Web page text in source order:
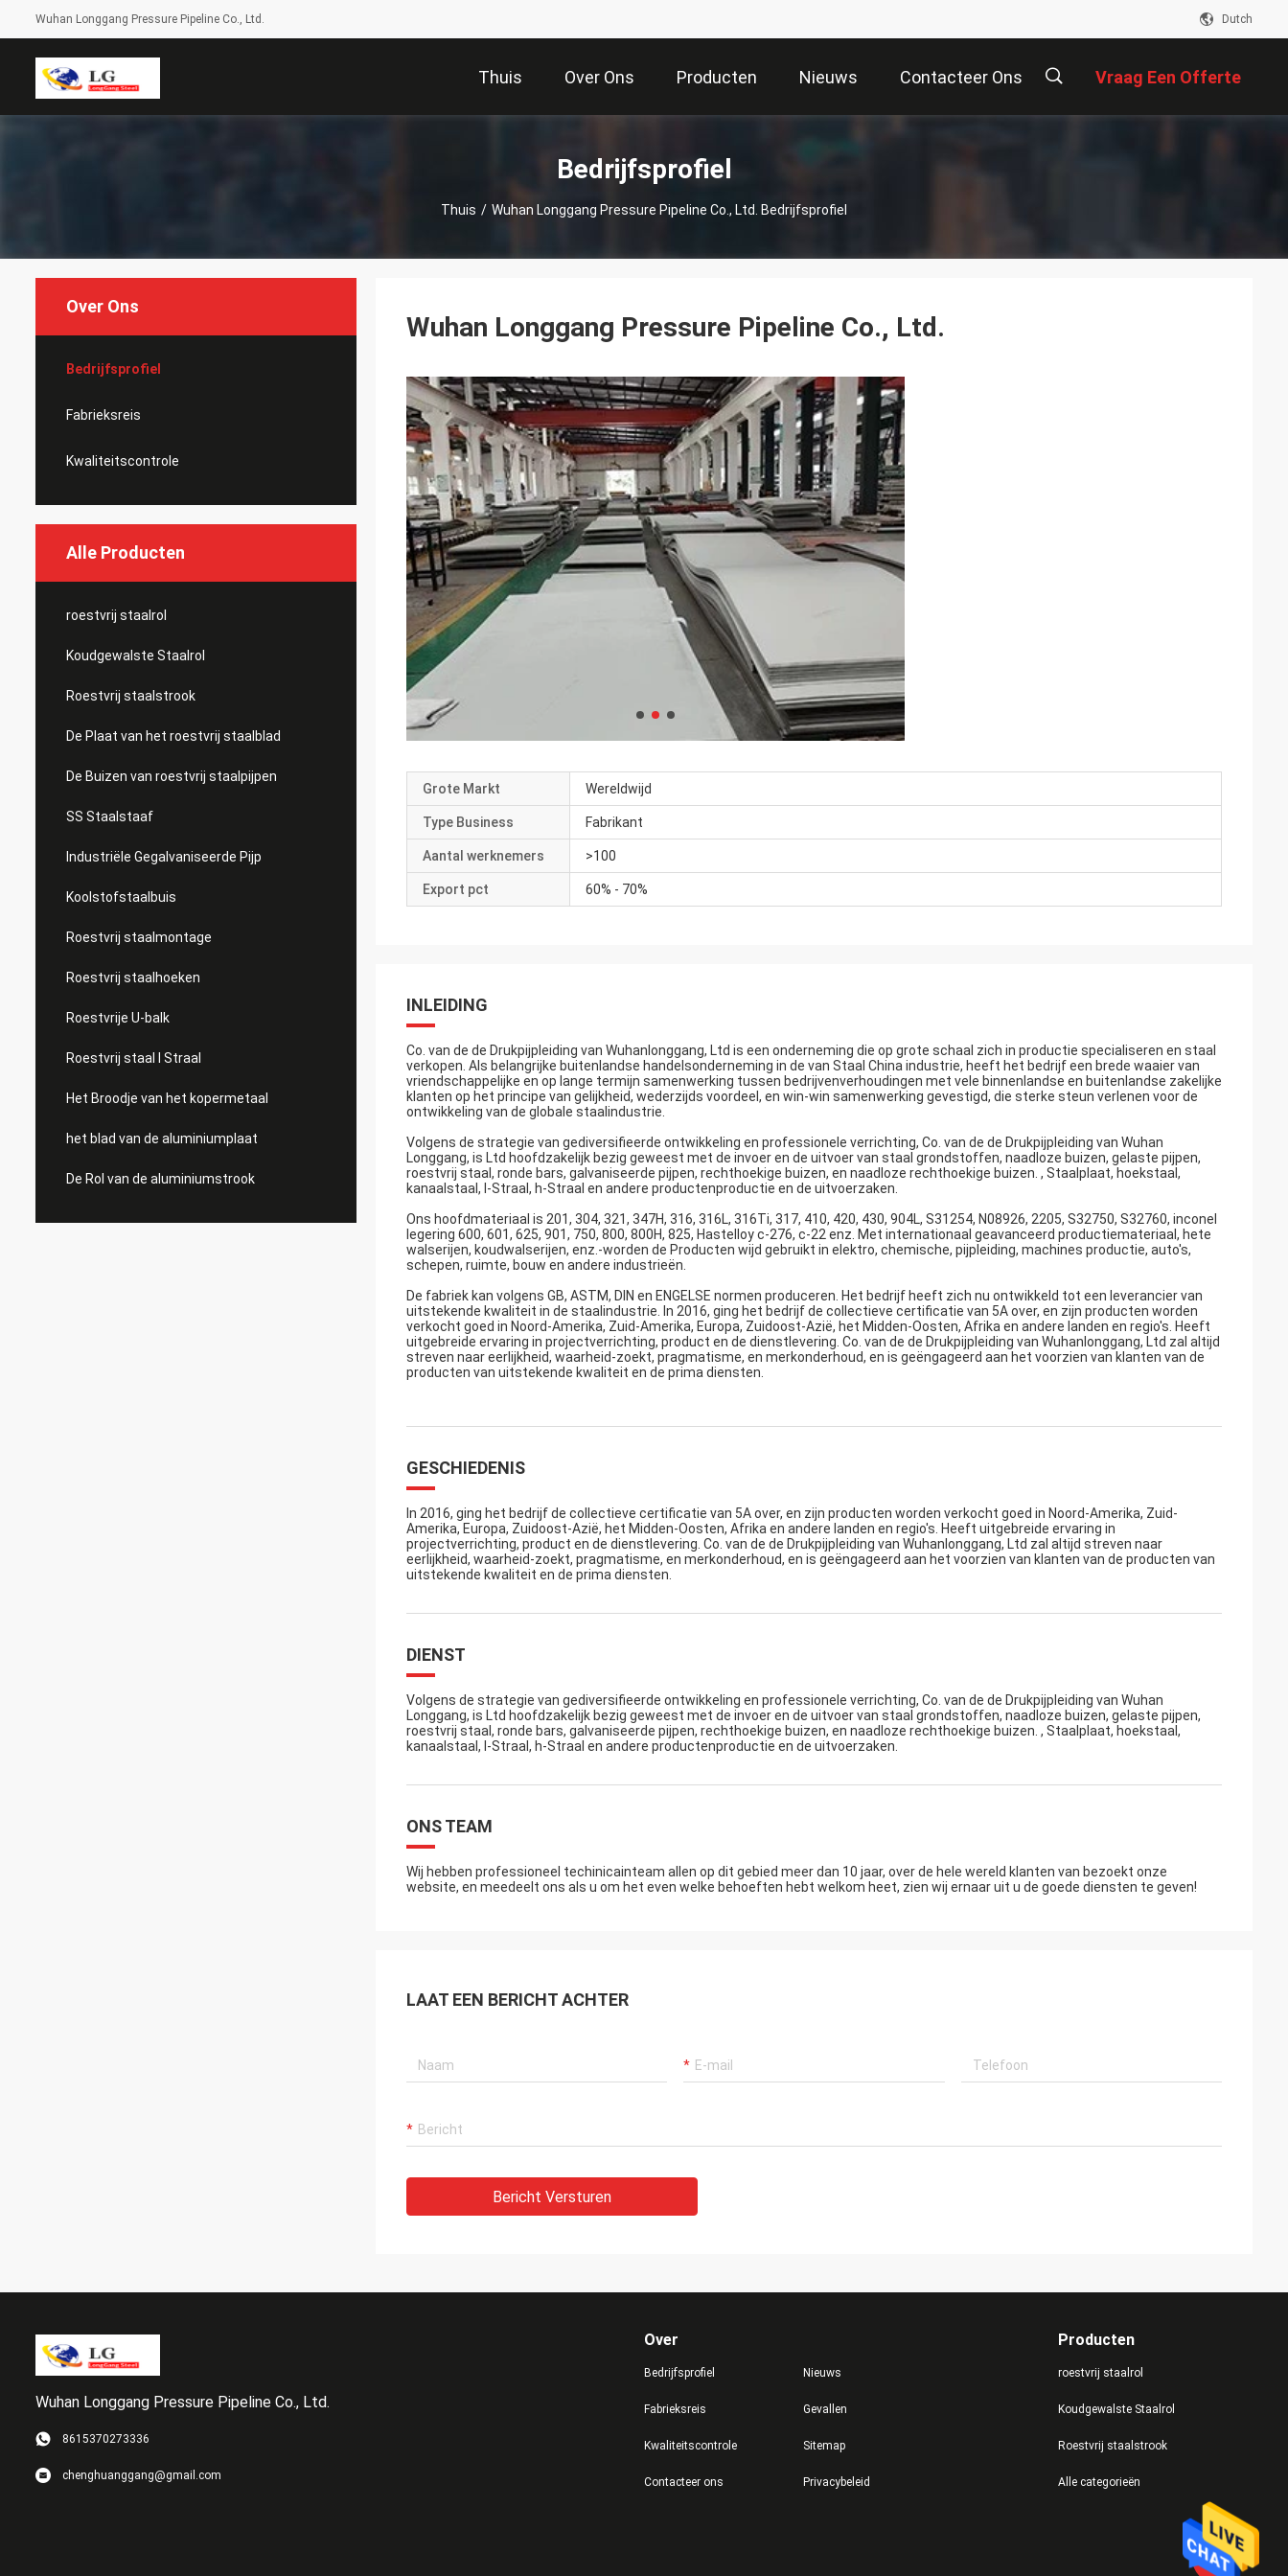
Wuhan Longgang Pressure Pipeline Co., Ltd. Dutch
Thuis Over Ons Producten Nieuws Contacteer Ons Vraag Een Offerte
Bedrijfsprofiel
Thuis / Wuhan Longgang Pressure Pipeline Co., Ltd. Bedrijfsprofiel
Over Ons
Bedrijfsprofiel
Fabrieksreis
Kwaliteitscontrole
Alle Producten
roestvrij staalrol
Koudgewalste Staalrol
Roestvrij staalstrook
De Plaat van het roestvrij staalblad
De Buizen van roestvrij staalpijpen
SS Staalstaaf
Industriële Gegalvaniseerde Pijp
Koolstofstaalbuis
Roestvrij staalmontage
Roestvrij staalhoeken
Roestvrije U-balk
Roestvrij staal I Straal
Het Broodje van het kopermetaal
het blad van de aluminiumplaat
De Rol van de aluminiumstrook
Wuhan Longgang Pressure Pipeline Co., Ltd.
Grote Markt Wereldwijd
Type Business Fabrikant
Aantal werknemers >100
Export pct 60% - 70%
INLEIDING
Co. van de de Drukpijpleiding van Wuhanlonggang, Ltd is een onderneming die op grote schaal zich in productie specialiseren en staal
verkopen. Als belangrijke buitenlandse handelsonderneming in de van Staal China industrie, heeft het bedrijf een brede waaier van
vriendschappelijke en op lange termijn samenwerking tussen bedrijvenverhoudingen met vele binnenlandse en buitenlandse zakelijke
klanten op het principe van gelijkheid, wederzijds voordeel, en win-win samenwerking gevestigd, die sterke steun verlenen voor de
ontwikkeling van de globale staalindustrie.
Volgens de strategie van gediversifieerde ontwikkeling en professionele verrichting, Co. van de de Drukpijpleiding van Wuhan
Longgang, is Ltd hoofdzakelijk bezig geweest met de invoer en de uitvoer van staal grondstoffen, naadloze buizen, gelaste pijpen,
roestvrij staal, ronde bars, galvaniseerde pijpen, rechthoekige buizen, en naadloze rechthoekige buizen. , Staalplaat, hoekstaal,
kanaalstaal, I-Straal, h-Straal en andere productenproductie en de uitvoerzaken.
Ons hoofdmateriaal is 201, 304, 321, 347H, 316, 316L, 316Ti, 317, 410, 420, 430, 904L, S31254, N08926, 2205, S32750, S32760, inconel
legering 600, 601, 625, 901, 750, 800, 800H, 825, Hastelloy c-276, c-22 enz. Met internationaal geavanceerd productiemateriaal, hete
walserijen, koudwalserijen, enz.-worden de Producten wijd gebruikt in elektro, chemische, pijpleiding, machines productie, auto's,
schepen, ruimte, bouw en andere industrieën.
De fabriek kan volgens GB, ASTM, DIN en ENGELSE normen produceren. Het bedrijf heeft zich nu ontwikkeld tot een leverancier van
uitstekende kwaliteit in de staalindustrie. In 2016, ging het bedrijf de collectieve certificatie van 5A over, en zijn producten worden
verkocht goed in Noord-Amerika, Zuid-Amerika, Europa, Zuidoost-Azië, het Midden-Oosten, Afrika en andere landen en regio's. Heeft
uitgebreide ervaring in projectverrichting, product en de dienstlevering. Co. van de de Drukpijpleiding van Wuhanlonggang, Ltd zal altijd
streven naar eerlijkheid, waarheid-zoekt, pragmatisme, en merkonderhoud, en is geëngageerd aan het voorzien van klanten van de
producten van uitstekende kwaliteit en de prima diensten.
GESCHIEDENIS
In 2016, ging het bedrijf de collectieve certificatie van 5A over, en zijn producten worden verkocht goed in Noord-Amerika, Zuid-
Amerika, Europa, Zuidoost-Azië, het Midden-Oosten, Afrika en andere landen en regio's. Heeft uitgebreide ervaring in
projectverrichting, product en de dienstlevering. Co. van de de Drukpijpleiding van Wuhanlonggang, Ltd zal altijd streven naar
eerlijkheid, waarheid-zoekt, pragmatisme, en merkonderhoud, en is geëngageerd aan het voorzien van klanten van de producten van
uitstekende kwaliteit en de prima diensten.
DIENST
Volgens de strategie van gediversifieerde ontwikkeling en professionele verrichting, Co. van de de Drukpijpleiding van Wuhan
Longgang, is Ltd hoofdzakelijk bezig geweest met de invoer en de uitvoer van staal grondstoffen, naadloze buizen, gelaste pijpen,
roestvrij staal, ronde bars, galvaniseerde pijpen, rechthoekige buizen, en naadloze rechthoekige buizen. , Staalplaat, hoekstaal,
kanaalstaal, I-Straal, h-Straal en andere productenproductie en de uitvoerzaken.
ONS TEAM
Wij hebben professioneel techinicainteam allen op dit gebied meer dan 10 jaar, over de hele wereld klanten van bezoekt onze
website, en meedeelt ons als u om het even welke behoeften hebt welkom heet, zien wij ernaar uit u de goede diensten te geven!
LAAT EEN BERICHT ACHTER
Bericht Versturen
Wuhan Longgang Pressure Pipeline Co., Ltd.
8615370273336
chenghuanggang@gmail.com
Over
Bedrijfsprofiel
Fabrieksreis
Kwaliteitscontrole
Contacteer ons
Nieuws
Gevallen
Sitemap
Privacybeleid
Producten
roestvrij staalrol
Koudgewalste Staalrol
Roestvrij staalstrook
Alle categorieën